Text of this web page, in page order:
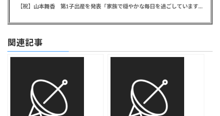
【祝】山本舞香 第1子出産を発表「家族で穏やかな毎日を過ごしています」、夫はマイファスHiro
関連記事